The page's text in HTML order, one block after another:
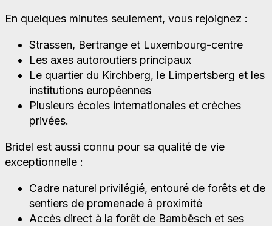
En quelques minutes seulement, vous rejoignez :
Strassen, Bertrange et Luxembourg-centre
Les axes autoroutiers principaux
Le quartier du Kirchberg, le Limpertsberg et les
institutions européennes
Plusieurs écoles internationales et crèches
privées.
Bridel est aussi connu pour sa qualité de vie
exceptionnelle :
Cadre naturel privilégié, entouré de forêts et de
sentiers de promenade à proximité
Accès direct à la forêt de Bambësch et ses